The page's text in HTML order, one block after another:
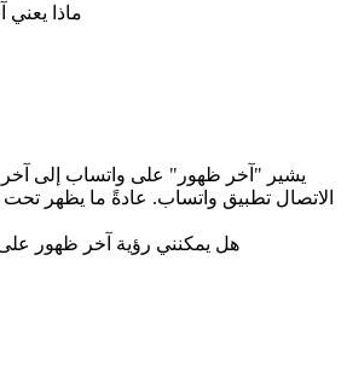
ماذا
يشير "آخر ظهور" على واتساب إلى
الاتصال تطبيق واتساب. عادةً ما يظهر تحت
هل يمكنني رؤية آخر ظهور